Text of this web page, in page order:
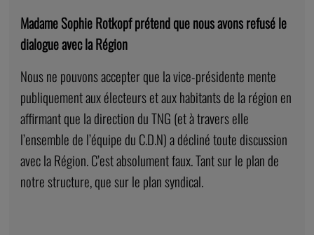
Madame Sophie Rotkopf prétend que nous avons refusé le
dialogue avec la Région
Nous ne pouvons accepter que la vice-présidente mente
publiquement aux électeurs et aux habitants de la région en
affirmant que la direction du TNG (et à travers elle
l’ensemble de l’équipe du C.D.N) a décliné toute discussion
avec la Région. C’est absolument faux. Tant sur le plan de
notre structure, que sur le plan syndical.